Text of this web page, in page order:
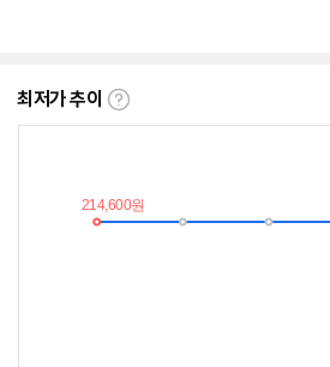
최저가 추이
최
이
란?